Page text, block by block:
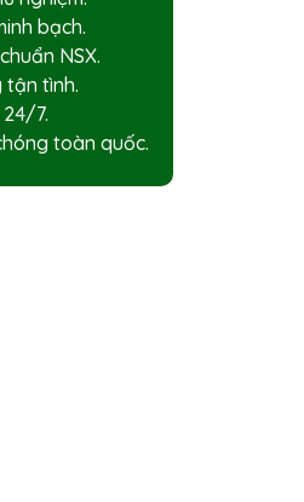
bạch.
NSX.
tận tình.
7.
toàn quốc.